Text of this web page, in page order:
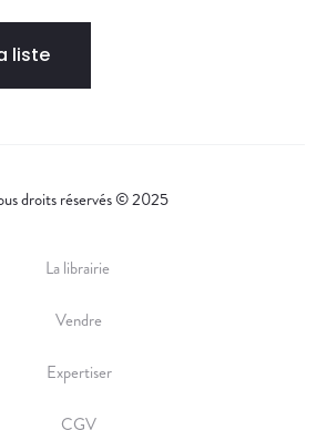
liste
droits réservés © 2025
La librairie
Vendre
Expertiser
CGV